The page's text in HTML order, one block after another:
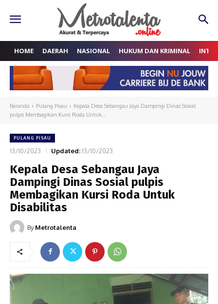
HOME DAERAH NASIONAL HUKUM DAN KRIMINAL
Beranda Pulang Pisau
Kepala Desa Sebangau Jaya Dampingi Dinas Sosial
pulpis Membagikan Kursi Roda Untuk...
PULANG PISAU
13/10/2023 Updated:13/10/2023
Kepala Desa Sebangau Jaya
Dampingi Dinas Sosial pulpis
Membagikan Kursi Roda Untuk
Disabilitas
By Metrotalenta